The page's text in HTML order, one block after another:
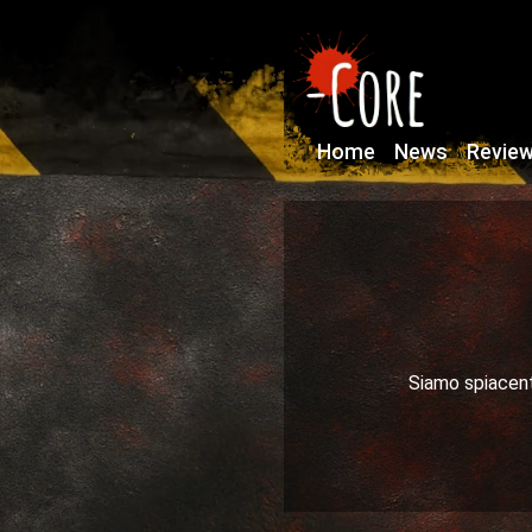
Home News
Siamo